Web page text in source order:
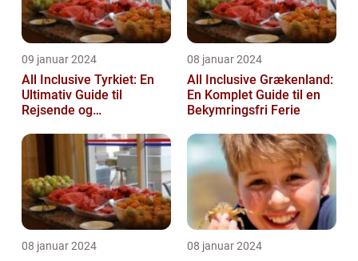
09 januar 2024
All Inclusive Tyrkiet: En
Ultimativ Guide til
Rejsende og
08 januar 2024
All Inclusive Grækenland:
En Komplet Guide til en
Bekymringsfri Ferie
08 januar 2024 08 januar 2024